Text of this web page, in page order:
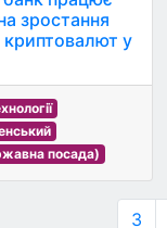
зростання
у
посада)
3